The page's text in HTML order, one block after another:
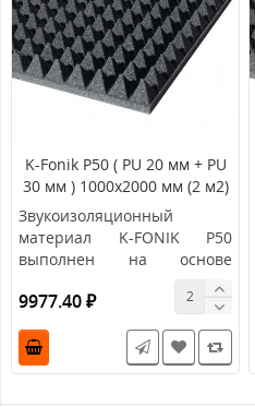
K-Fonik P50 ( PU 20 мм + PU
30 мм ) 1000х2000 мм (2 м2)
Звукоизоляционный
материал K-FONIK P50
выполнен на основе
пенополиуретана с
9977.40 ₽